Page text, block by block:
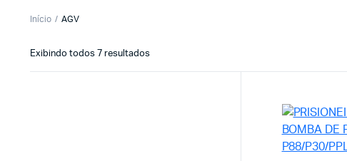
Início AGV
Exibindo todos 7 resultados